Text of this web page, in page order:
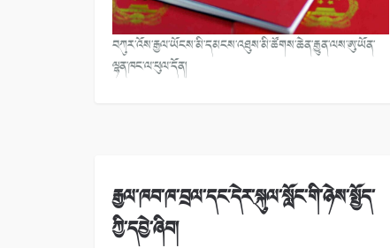
བཀུར་འོས་རྒྱལ་ཡོངས་མི་དམངས་འཐུས་མི་ཚོགས་ཆེན་རྒྱུན་ལས་ཨུ་ཡོན་
ལྷན་ཁང་ལ་ཕུལ་དོན།
རྒྱལ་ཁབ་ཁ་བྲལ་དང་དེར་སྐུལ་སློང་གི་ཉེས་སྤྱོད་
ཀྱི་དབྱེ་ཞིབ།